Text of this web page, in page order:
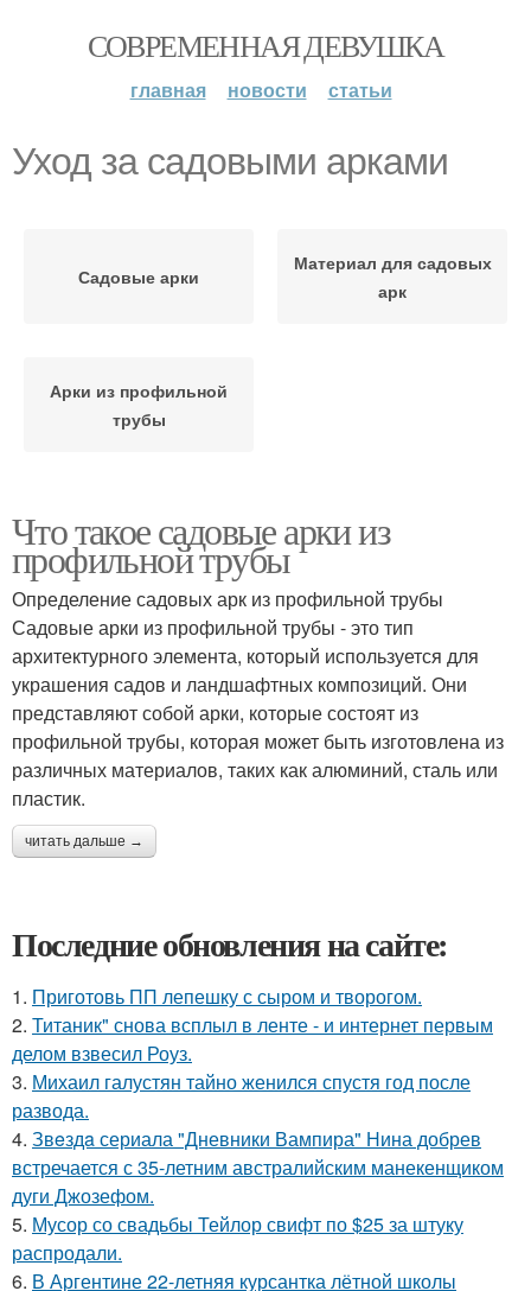
СОВРЕМЕННАЯ ДЕВУШКА
главная новости статьи
Уход за садовыми арками
Садовые арки
Материал для садовых
арк
Арки из профильной
трубы
Что такое садовые арки из
профильной трубы
Определение садовых арк из профильной трубы
Садовые арки из профильной трубы - это тип
архитектурного элемента, который используется для
украшения садов и ландшафтных композиций. Они
представляют собой арки, которые состоят из
профильной трубы, которая может быть изготовлена из
различных материалов, таких как алюминий, сталь или
пластик.
читать дальше →
Последние обновления на сайте:
1. Приготовь ПП лепешку с сыром и творогом.
2. Титаник" снова всплыл в ленте - и интернет первым
делом взвесил Роуз.
3. Михаил галустян тайно женился спустя год после
развода.
4. Звeздa сериала "Дневники Вампира" Нина добрев
встречается с 35-летним австралийским манекенщиком
дуги Джозефом.
5. Мусор со свадьбы Тейлор свифт по $25 за штуку
распродали.
6. В Аргентине 22-летняя курсантка лётной школы